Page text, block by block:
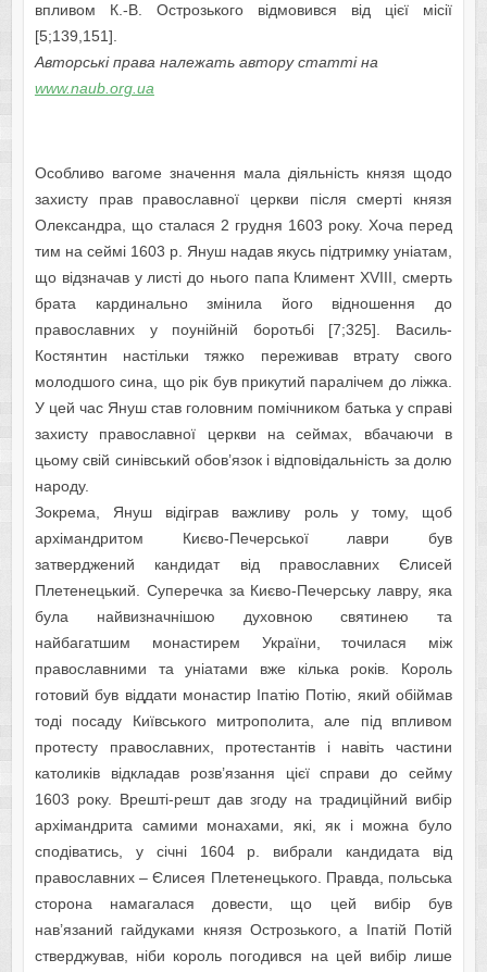
впливом К.-В. Острозького відмовився від цієї місії
[5;139,151].
Авторські права належать автору статті на
www.naub.org.ua
Особливо вагоме значення мала діяльність князя щодо
захисту прав православної церкви після смерті князя
Олександра, що сталася 2 грудня 1603 року. Хоча перед
тим на сеймі 1603 р. Януш надав якусь підтримку уніатам,
що відзначав у листі до нього папа Климент XVIIІ, смерть
брата кардинально змінила його відношення до
православних у поунійній боротьбі [7;325]. Василь-
Костянтин настільки тяжко переживав втрату свого
молодшого сина, що рік був прикутий паралічем до ліжка.
У цей час Януш став головним помічником батька у справі
захисту православної церкви на сеймах, вбачаючи в
цьому свій синівський обов’язок і відповідальність за долю
народу.
Зокрема, Януш відіграв важливу роль у тому, щоб
архімандритом Києво-Печерської лаври був
затверджений кандидат від православних Єлисей
Плетенецький. Суперечка за Києво-Печерську лавру, яка
була найвизначнішою духовною святинею та
найбагатшим монастирем України, точилася між
православними та уніатами вже кілька років. Король
готовий був віддати монастир Іпатію Потію, який обіймав
тоді посаду Київського митрополита, але під впливом
протесту православних, протестантів і навіть частини
католиків відкладав розв’язання цієї справи до сейму
1603 року. Врешті-решт дав згоду на традиційний вибір
архімандрита самими монахами, які, як і можна було
сподіватись, у січні 1604 р. вибрали кандидата від
православних – Єлисея Плетенецького. Правда, польська
сторона намагалася довести, що цей вибір був
нав’язаний гайдуками князя Острозького, а Іпатій Потій
стверджував, ніби король погодився на цей вибір лише